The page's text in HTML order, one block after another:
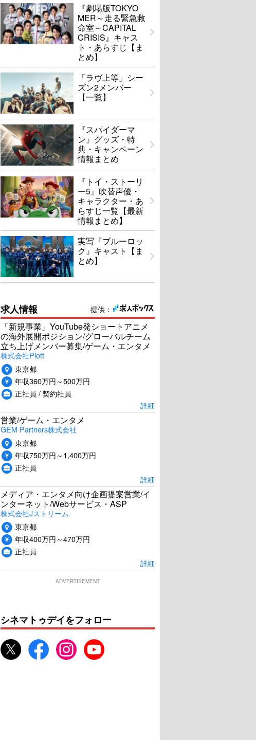
『劇場版TOKYO
MER～走る緊急救
命室～CAPITAL
CRISIS』キャス
ト・あらすじ【ま
とめ】
「ラヴ上等」シー
ズン2メンバー
【一覧】
『スパイダーマ
ン』グッズ・特
典・キャンペーン
情報まとめ
『トイ・ストーリ
ー5』吹替声優・
キャラクター・あ
らすじ一覧【最新
情報まとめ】
実写『ブルーロッ
ク』キャスト【ま
とめ】
提供：
求人情報
「新規事業」YouTube発ショートアニメ
の海外展開ポジション/グローバルチーム
立ち上げメンバー募集/ゲーム・エンタメ
株式会社Plott
東京都
年収360万円～500万円
正社員 / 契約社員
詳細
営業/ゲーム・エンタメ
GEM Partners株式会社
東京都
年収750万円～1,400万円
正社員
詳細
メディア・エンタメ向け企画提案営業/イ
ンターネット/Webサービス・ASP
株式会社Jストリーム
東京都
年収400万円～470万円
正社員
詳細
ADVERTISEMENT
シネマトゥデイをフォロー